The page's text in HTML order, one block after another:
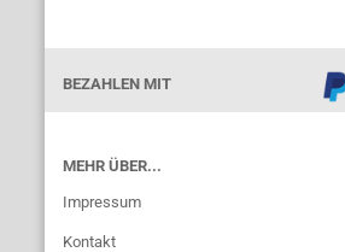
BEZAHLEN MIT
MEHR ÜBER...
Impressum
Kontakt